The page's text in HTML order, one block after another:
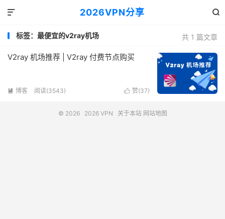
2026VPN分享 

共 1 篇文章
标签：最便宜的v2ray机场
V2ray 机场推荐 | V2ray 付费节点购买
 赞(37)
 博客 阅读(3543)
© 2026 2026 VPN 关于本站 网站地图